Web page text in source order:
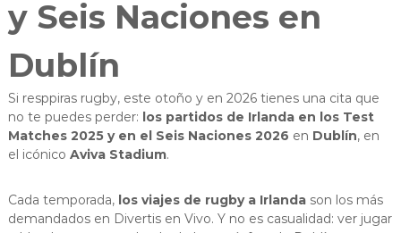
y Seis Naciones en
Dublín
Si resppiras rugby, este otoño y en 2026 tienes una cita que
no te puedes perder: los partidos de Irlanda en los Test
Matches 2025 y en el Seis Naciones 2026 en Dublín, en
el icónico Aviva Stadium.
Cada temporada, los viajes de rugby a Irlandason los más
demandados en Divertis en Vivo. Y no es casualidad: ver jugar